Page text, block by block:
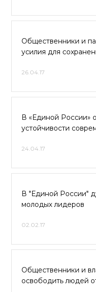
Общественники и
усилия для
26.04.17
В «Единой России»
устойчивости
24.04.17
В "Единой России"
молодых лидеров
02.02.17
Общественники и
освободить людей